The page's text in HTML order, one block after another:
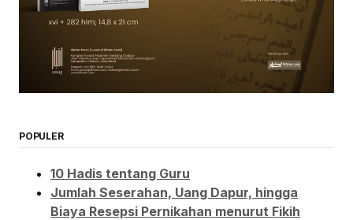
POPULER
10 Hadis tentang Guru
Jumlah Seserahan, Uang Dapur, hingga
Biaya Resepsi Pernikahan menurut Fikih